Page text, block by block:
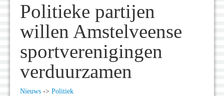
Politieke partijen
willen Amstelveense
sportverenigingen
verduurzamen
Nieuws -> Politiek